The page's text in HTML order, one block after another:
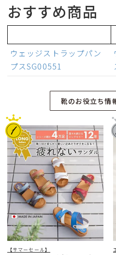
おすすめ商品
ウェッジストラップパン
プスSG00551
靴のお役立ち情
【サマーセール】